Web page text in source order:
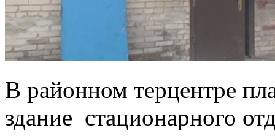
В районном терцентре
здание стационарного